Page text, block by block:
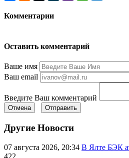
Комментарии
Оставить комментарий
Ваше имя
Ваш email
Введите Ваш комментарий
Отмена Отправить
Другие Новости
07 августа 2026, 20:34 В Ялте БЭК
422